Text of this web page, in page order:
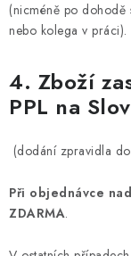
(nicméně po dohodě
nebo kolega v práci).
4. Zboží
PPL na
(dodání zpravidla
Při objednávce
ZDARMA.